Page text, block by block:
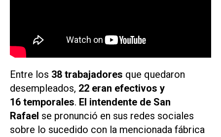
Entre los 38 trabajadores que quedaron
desempleados, 22 eran efectivos y
16 temporales. El intendente de San
Rafael se pronunció en sus redes sociales
sobre lo sucedido con la mencionada fábrica